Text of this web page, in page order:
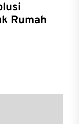
Rumah